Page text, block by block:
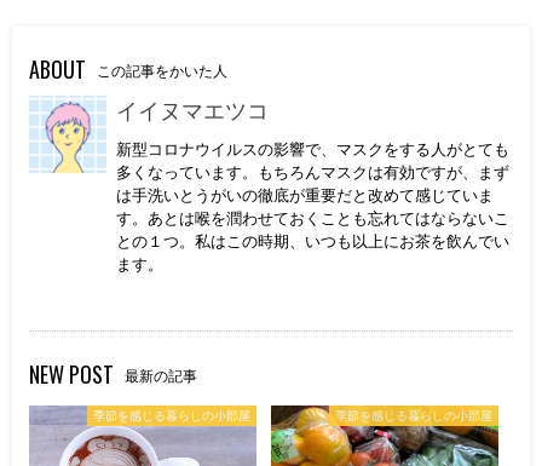
ABOUT この記事をかいた人
イイヌマエツコ
新型コロナウイルスの影響で、マスクをする人がとても
多くなっています。もちろんマスクは有効ですが、まず
は手洗いとうがいの徹底が重要だと改めて感じていま
す。あとは喉を潤わせておくことも忘れてはならないこ
との１つ。私はこの時期、いつも以上にお茶を飲んでい
ます。
NEW POST 最新の記事
季節を感じる暮らしの小部屋 季節を感じる暮らしの小部屋